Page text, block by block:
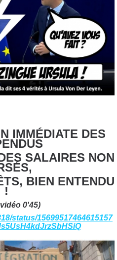
IMMÉDIATE DES
SALAIRES NON
BIEN ENTENDU
!
0'45)
status/15699517464615157